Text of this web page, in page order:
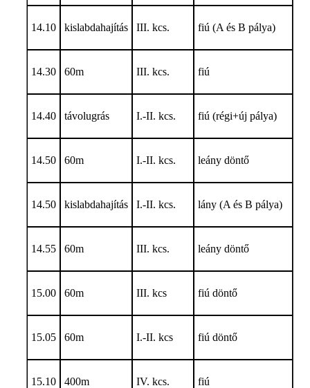
14.10 kislabdahajítás III. kcs. fiú (A és B pálya)
14.30 60m III. kcs. fiú
14.40 távolugrás I.-II. kcs. fiú (régi+új pálya)
14.50 60m I.-II. kcs. leány döntő
14.50 kislabdahajítás I.-II. kcs. lány (A és B pálya)
14.55 60m III. kcs. leány döntő
15.00 60m III. kcs fiú döntő
15.05 60m I.-II. kcs fiú döntő
15.10 400m IV. kcs. fiú